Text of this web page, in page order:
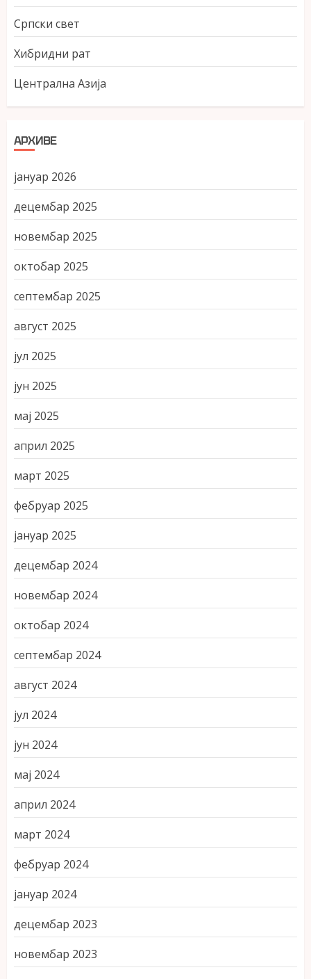
Српски свет
Хибридни рат
Централна Азија
АРХИВЕ
јануар 2026
децембар 2025
новембар 2025
октобар 2025
септембар 2025
август 2025
јул 2025
јун 2025
мај 2025
април 2025
март 2025
фебруар 2025
јануар 2025
децембар 2024
новембар 2024
октобар 2024
септембар 2024
август 2024
јул 2024
јун 2024
мај 2024
април 2024
март 2024
фебруар 2024
јануар 2024
децембар 2023
новембар 2023